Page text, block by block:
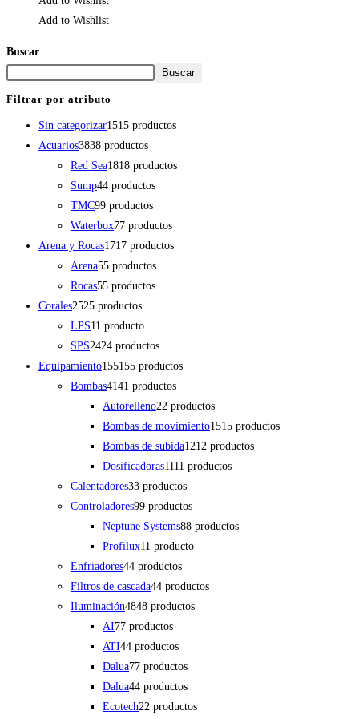
Add to Wishlist
Buscar
Buscar
Filtrar por atributo
Sin categorizar1515 productos
Acuarios3838 productos
Red Sea1818 productos
Sump44 productos
TMC99 productos
Waterbox77 productos
Arena y Rocas1717 productos
Arena55 productos
Rocas55 productos
Corales2525 productos
LPS1 1 producto
SPS2424 productos
Equipamiento155155 productos
Bombas41 41 productos
Autorelleno22 productos
Bombas de movimiento1515 productos
Bombas de subida1212 productos
Dosificadoras11 11 productos
Calentadores33 productos
Controladores99 productos
Neptune Systems88 productos
Profilux1 1 producto
Enfriadores44 productos
Filtros de cascada44 productos
Iluminación4848 productos
AI77 productos
ATI44 productos
Dalua77 productos
Dalua44 productos
Ecotech22 productos